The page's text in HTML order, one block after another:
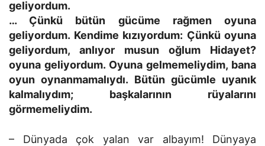
geliyordum.
… Çünkü bütün gücüme rağmen oyuna
geliyordum. Kendime kızıyordum: Çünkü oyuna
geliyordum, anlıyor musun oğlum Hidayet?
oyuna geliyordum. Oyuna gelmemeliydim, bana
oyun oynanmamalıydı. Bütün gücümle uyanık
kalmalıydım; başkalarının rüyalarını
görmemeliydim.
– Dünyada çok yalan var albayım! Dünyaya